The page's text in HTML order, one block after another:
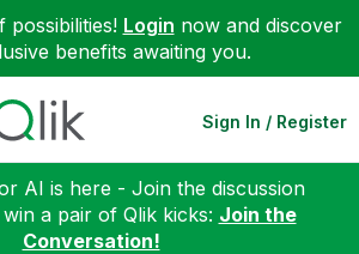
Login now and discover
benefits awaiting you.
Sign In / Register
AI is here - Join the discussion
a pair of Qlik kicks: Join the
Conversation!